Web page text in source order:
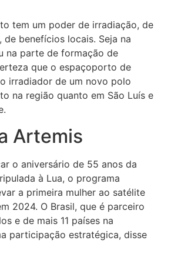
tem um poder de irradiação, de
benefícios locais. Seja na
na parte de formação de
que o espaçoporto de
irradiador de um novo polo
na região quanto em São Luís e
Artemis
o aniversário de 55 anos da
à Lua, o programa
a primeira mulher ao satélite
2024. O Brasil, que é parceiro
e de mais 11 países na
participação estratégica, disse